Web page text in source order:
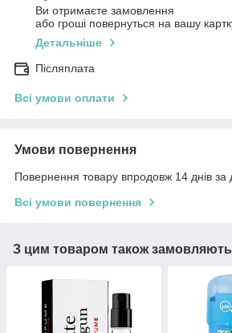
Ви отримаєте замовлення
або гроші повернуться на вашу
Детальніше
Післяплата
Всі умови оплати
Умови повернення
Повернення товару впродовж 14 днів за
Всі умови повернення
З цим товаром також замовляють